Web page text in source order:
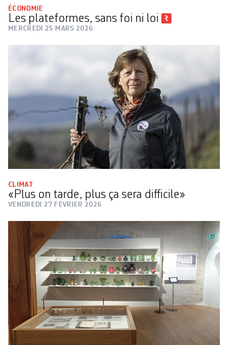
ÉCONOMIE
Les plateformes, sans foi ni loi
MERCREDI 25 MARS 2026
CLIMAT
«Plus on tarde, plus ça sera difficile»
VENDREDI 27 FÉVRIER 2026